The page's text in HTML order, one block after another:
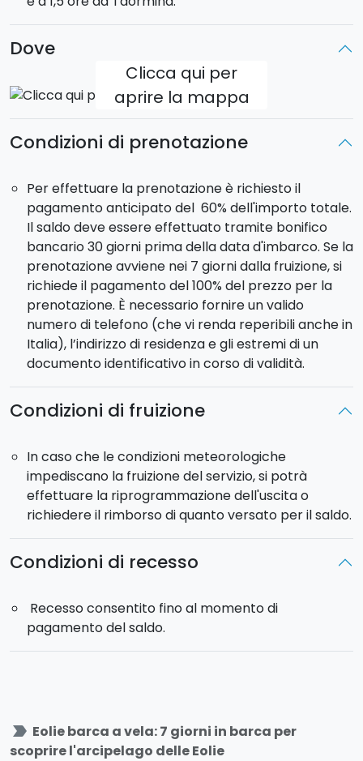
Imbarco:sabato ore 18:00
Sbarco:
Dove
Clicca qui per
aprire la mappa
Condizioni di prenotazione
Per effettuare la prenotazione è richiesto il
pagamento anticipato del 60% dell'importo totale.
Il saldo deve essere effettuato tramite bonifico
bancario 30 giorni prima della data d'imbarco. Se la
prenotazione avviene nei 7 giorni dalla fruizione, si
richiede il pagamento del 100% del prezzo per la
prenotazione. È necessario fornire un valido
numero di telefono (che vi renda reperibili anche in
Italia), l’indirizzo di residenza e gli estremi di un
documento identificativo in corso di validità.
Condizioni di fruizione
In caso che le condizioni meteorologiche
impediscano la fruizione del servizio, si potrà
effettuare la riprogrammazione dell'uscita o
richiedere il rimborso di quanto versato per il saldo.
Condizioni di recesso
Recesso consentito fino al momento di
pagamento del saldo.
label_important Eolie barca a vela: 7 giorni in barca per
scoprire l'arcipelago delle Eolie